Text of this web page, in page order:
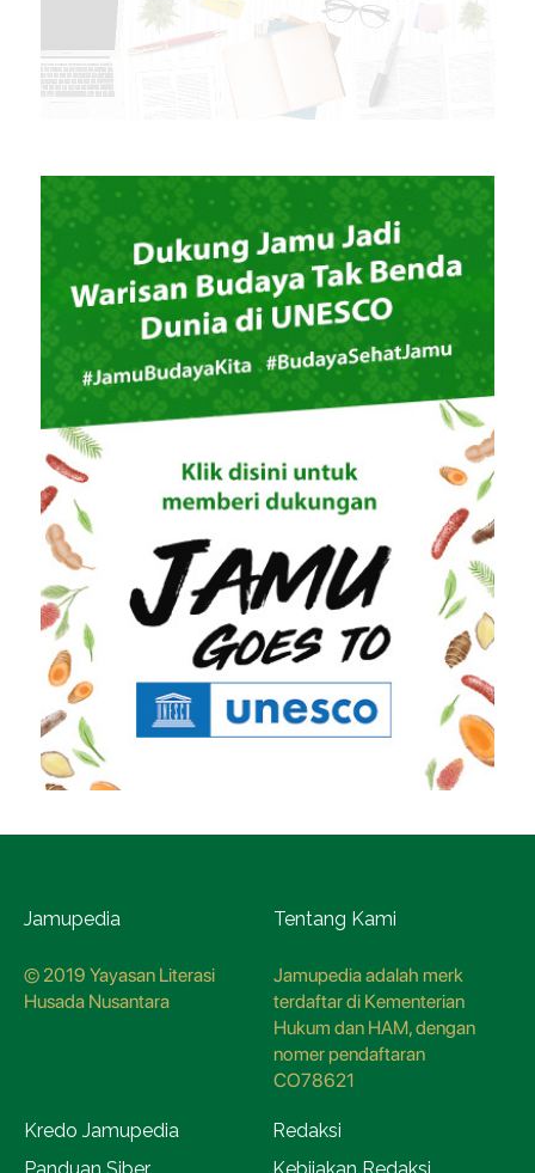
Jamupedia
© 2019 Yayasan Literasi
Husada Nusantara
Tentang Kami
Jamupedia adalah merk
terdaftar di Kementerian
Hukum dan HAM, dengan
nomer pendaftaran
CO78621
Kredo Jamupedia
Redaksi
Panduan Siber
Kebijakan Redaksi